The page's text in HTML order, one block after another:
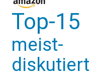
Top-15
meist-
diskutiert